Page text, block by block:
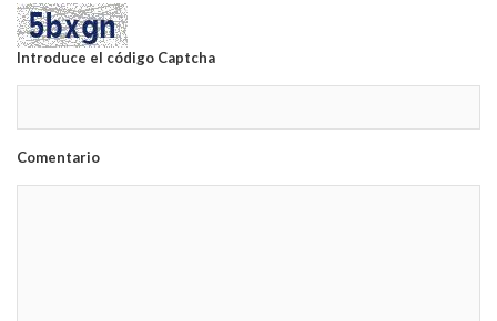
Introduce el código Captcha
Comentario